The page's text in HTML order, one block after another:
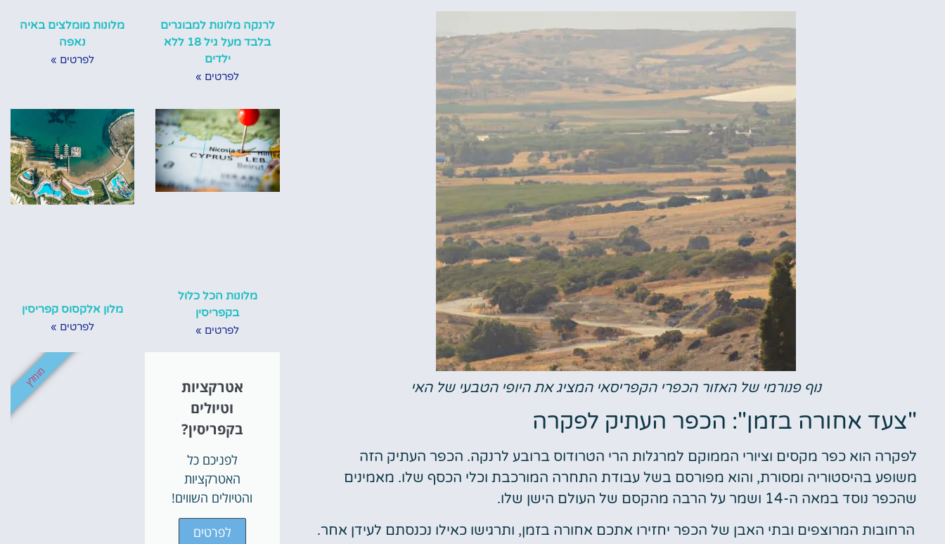
נוף פנורמי של האזור הכפרי הקפריסאי המציג את היופי הטבעי של האי
"צעד אחורה בזמן": הכפר העתיק לפקרה
לפקרה הוא כפר מקסים וציורי הממוקם למרגלות הרי הטרודוס ברובע לרנקה. הכפר העתיק הזה
משופע בהיסטוריה ומסורת, והוא מפורסם בשל עבודת התחרה המורכבת וכלי הכסף שלו. מאמינים
שהכפר נוסד במאה ה-14 ושמר על הרבה מהקסם של העולם הישן שלו.
הרחובות המרוצפים ובתי האבן של הכפר יחזירו אתכם אחורה בזמן, ותרגישו כאילו נכנסתם לעידן אחר.
לרנקה מלונות למבוגרים
בלבד מעל גיל 18 ללא
ילדים
לפרטים »
מלונות מומלצים באיה
נאפה
לפרטים »
מלונות הכל כלול
בקפריסין
לפרטים »
מלון אלקסוס קפריסין
לפרטים »
אטרקציות
וטיולים
בקפריסין?
לפניכם כל
האטרקציות
והטיולים השווים!
לפרטים
מומלץ